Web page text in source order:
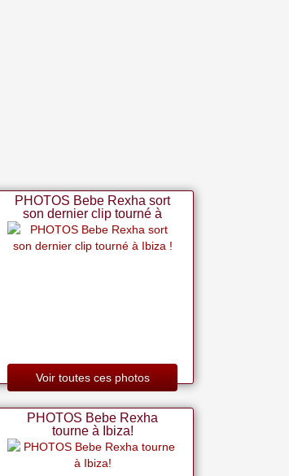
PHOTOS Bebe Rexha sort
son dernier clip tourné à
Ibiza !
Voir toutes ces photos
PHOTOS Bebe Rexha
tourne à Ibiza!